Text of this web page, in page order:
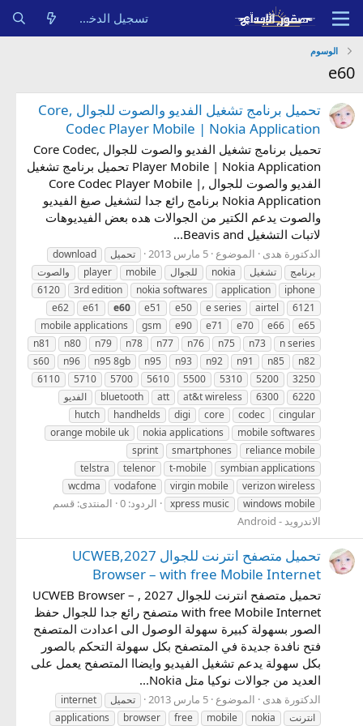
تسجيل الدخول
الوسوم
e60
تحميل برنامج تشغيل الفديو والصوت للجوال ,Core
Codec Player Mobile | Nokia Application
تحميل برنامج تشغيل الفديو والصوت للجوال ,Core Codec
Player Mobile | Nokia Application تحميل برنامج تشغيل
الفديو والصوت للجوال ,Core Codec Player Mobile |
Nokia Application برنامج رائع جدا لتشغيل صيغ الفيديو
والصوت يدعم الكتير من الجوالات هده بعض الفيديوهات
لاتبات التشغيل Beavis and...
الدكتورة هدى الموضوع 5 مارس 2013 تحميل
download
برنامج
تشغيل nokia للجوال mobile
player
والصوت
iphone
application
nokia softwares
3rd edition
6120
6121
airtel
e series
e50
e51
e60
e61
e62
e65
e66
e70
e71
e90
gsm
mobile applications
n series
n73
n75
n76
n77
n78
n79
n80
n81
n82
n85
n91
n92
n93
n95
n95 8gb
n96
s60
3250
5200
5310
5500
5610
5700
5710
6110
6220
6300
at&t wireless
att
bluetooth
الفديو
cingular
codec
core
digi
handhelds
hutch
mobile softwares
nokia applications
orange mobile uk
reliance mobile
smartphones
sprint
symbian applications
t-mobile
telenor
telstra
verizon wireless
virgin mobile
vodafone
wcdma
windows mobile
xpress music الردود: 0 المنتدى: قسم
الاندرويد - Android
تحميل متصفح انترنت للجوال 2027,UCWEB
Browser – with free Mobile Internet
تحميل متصفح انترنت للجوال 2027 , UCWEB Browser –
with free Mobile Internet متصفح رائع جدا للجوال حفظ
الصور بسهولة كبيرة سهولة الوصول الى اعدادت المتصفح
فتح نافدة جديدة في المتصفح بكل سهولة التحكم بالصور
بكل سهولة يدعم تشغيل الفيديو وايضاا المتصفح يعمل على
العديد من جوالات نوكيا متل Nokia...
الدكتورة هدى الموضوع 5 مارس 2013 تحميل
internet
انترنت
nokia
mobile
free
browser
applications